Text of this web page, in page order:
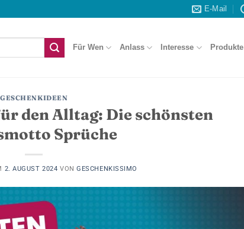
E-Mail
Für Wen Anlass Interesse Produkte
GESCHENKIDEEN
den Alltag: Die schönsten
Sprüche
2. AUGUST 2024 VONGESCHENKISSIMO